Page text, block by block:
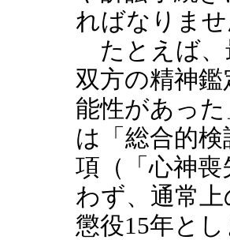
ればなりませ
たとえば、
双方の精神
能性があっ
は「総合的
項（「心神
わず、通常
懲役15年と